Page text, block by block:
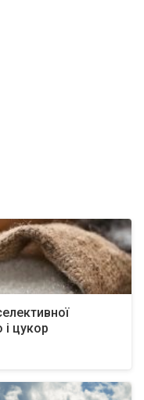
і цукор